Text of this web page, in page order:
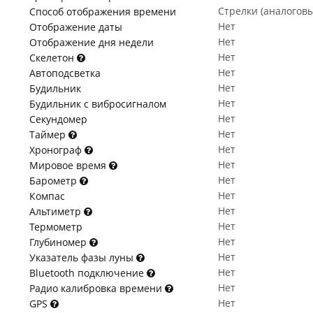
Способ отображения времени
Стрелки
Отображение даты
Нет
Отображение дня недели
Нет
Скелетон
Нет
Автоподсветка
Нет
Будильник
Нет
Будильник с вибросигналом
Нет
Секундомер
Нет
Таймер
Нет
Хронограф
Нет
Мировое время
Нет
Барометр
Нет
Компас
Нет
Альтиметр
Нет
Термометр
Нет
Глубиномер
Нет
Указатель фазы луны
Нет
Bluetooth подключение
Нет
Радио калибровка времени
Нет
GPS
Нет